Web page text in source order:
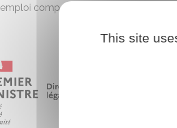
emploi compétences (PEC)
This site